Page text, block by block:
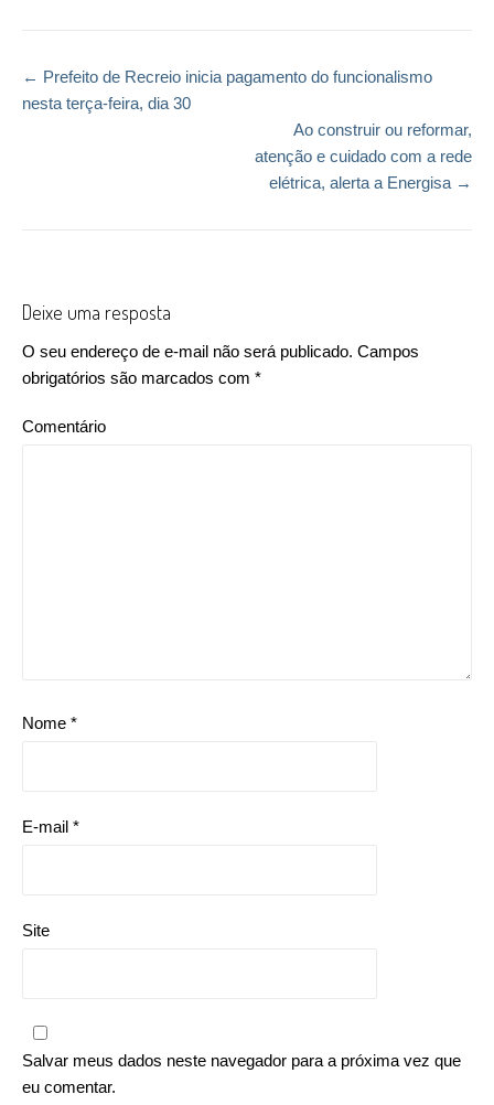
Post navigation
← Prefeito de Recreio inicia pagamento do funcionalismo
nesta terça-feira, dia 30
Ao construir ou reformar,
atenção e cuidado com a rede
elétrica, alerta a Energisa →
Deixe uma resposta
O seu endereço de e-mail não será publicado. Campos
obrigatórios são marcados com *
Comentário
Nome *
E-mail *
Site
Salvar meus dados neste navegador para a próxima vez que
eu comentar.